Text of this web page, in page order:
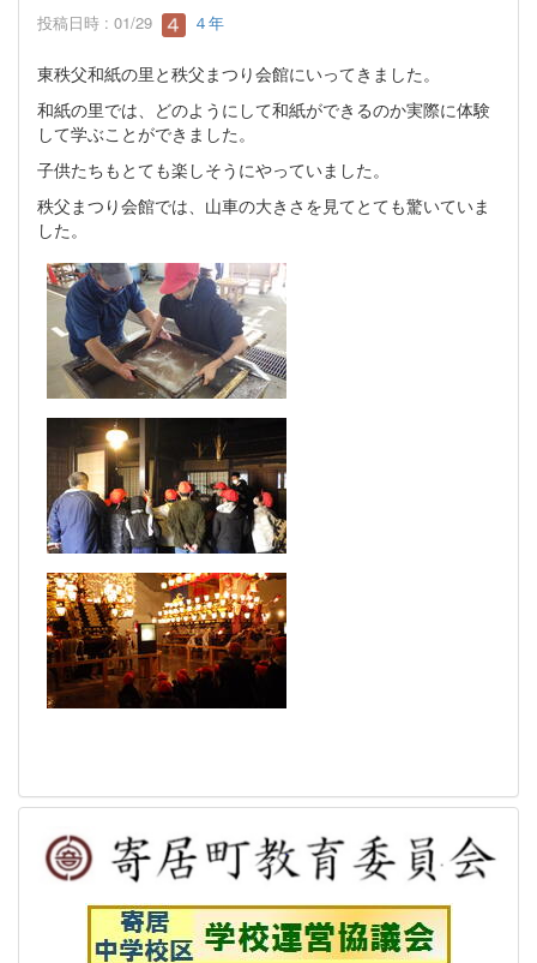
投稿日時 : 01/29 ４年
東秩父和紙の里と秩父まつり会館にいってきました。
和紙の里では、どのようにして和紙ができるのか実際に体験
して学ぶことができました。
子供たちもとても楽しそうにやっていました。
秩父まつり会館では、山車の大きさを見てとても驚いていま
した。